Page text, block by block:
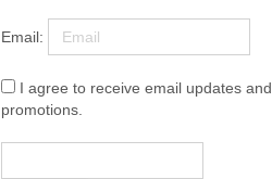
Email:
I agree to receive email updates and
promotions.